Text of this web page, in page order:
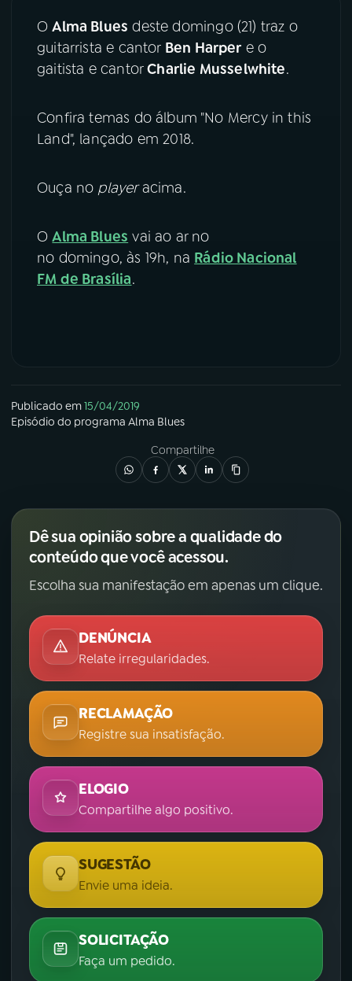
Instagram X
OAlma Blues deste domingo (21) traz o
guitarrista e cantor Ben Harpere o
gaitista e cantorCharlie Musselwhite.
Confira temas do álbum "No Mercy in this
Land", lançado em 2018.
Ouça no playeracima.
OAlma Blues vai ao ar no
no domingo, às 19h, na Rádio Nacional
FM de Brasília.
Publicado em15/04/2019
Episódio do programa Alma Blues
Compartilhe
Dê sua opinião sobre a qualidade do
conteúdo que você acessou.
Escolha sua manifestação em apenas um clique.
DENÚNCIA
Relate irregularidades.
RECLAMAÇÃO
Registre sua insatisfação.
ELOGIO
Compartilhe algo positivo.
SUGESTÃO
Envie uma ideia.
SOLICITAÇÃO
Faça um pedido.